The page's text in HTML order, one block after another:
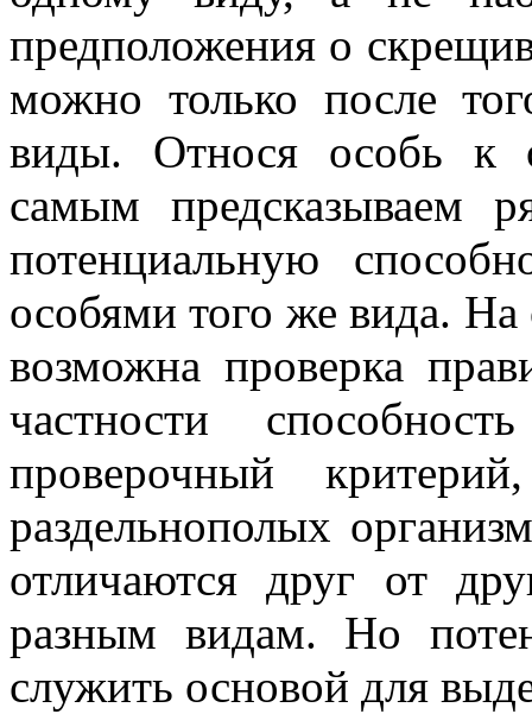
предположения о
можно только после
виды. Относя особь к
самым предсказываем
потенциальную
особями того же вида.
возможна проверка
частности
проверочный
раздельнополых
отличаются друг от
разным видам. Но
служить основой для